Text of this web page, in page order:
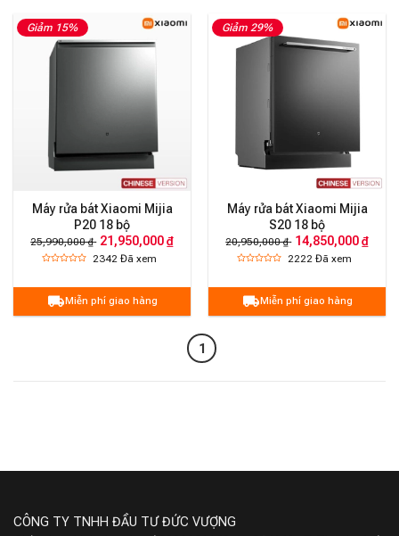
Giảm 15%
Máy rửa bát Xiaomi Mijia
P20 18 bộ
25,990,000 ₫ 21,950,000 ₫
2342 Đã xem
Miễn phí giao hàng
Giảm 29%
Máy rửa bát Xiaomi Mijia
S20 18 bộ
20,950,000 ₫ 14,850,000 ₫
2222 Đã xem
Miễn phí giao hàng
1
CÔNG TY TNHH ĐẦU TƯ ĐỨC VƯỢNG